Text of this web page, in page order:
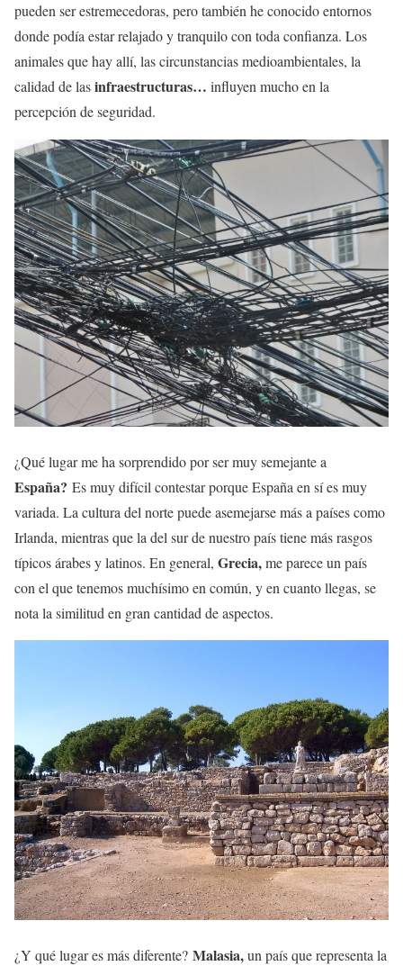
pueden ser estremecedoras, pero también he conocido entornos
donde podía estar relajado y tranquilo con toda confianza. Los
animales que hay allí, las circunstancias medioambientales, la
calidad de lasinfraestructuras… influyen mucho en la
percepción de seguridad.
¿Qué lugar me ha sorprendido por ser muy semejante a
España? Es muy difícil contestar porque España en sí es muy
variada. La cultura del norte puede asemejarse más a países como
Irlanda, mientras que la del sur de nuestro país tiene más rasgos
típicos árabes y latinos. En general, Grecia,me parece un país
con el que tenemos muchísimo en común, y en cuanto llegas, se
nota la similitud en gran cantidad de aspectos.
¿Y qué lugar es más diferente? Malasia,un país que representa la